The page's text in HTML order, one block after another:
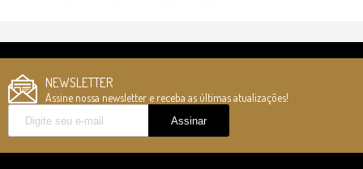
NEWSLETTER
Assine nossa newsletter e receba as últimas atualizações!